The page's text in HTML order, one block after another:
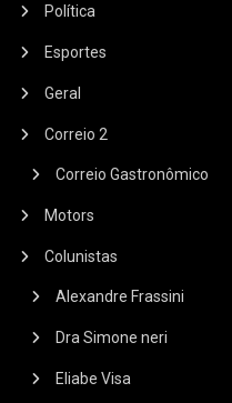
Política
Esportes
Geral
Correio 2
Correio Gastronômico
Motors
Colunistas
Alexandre Frassini
Dra Simone neri
Eliabe Visa